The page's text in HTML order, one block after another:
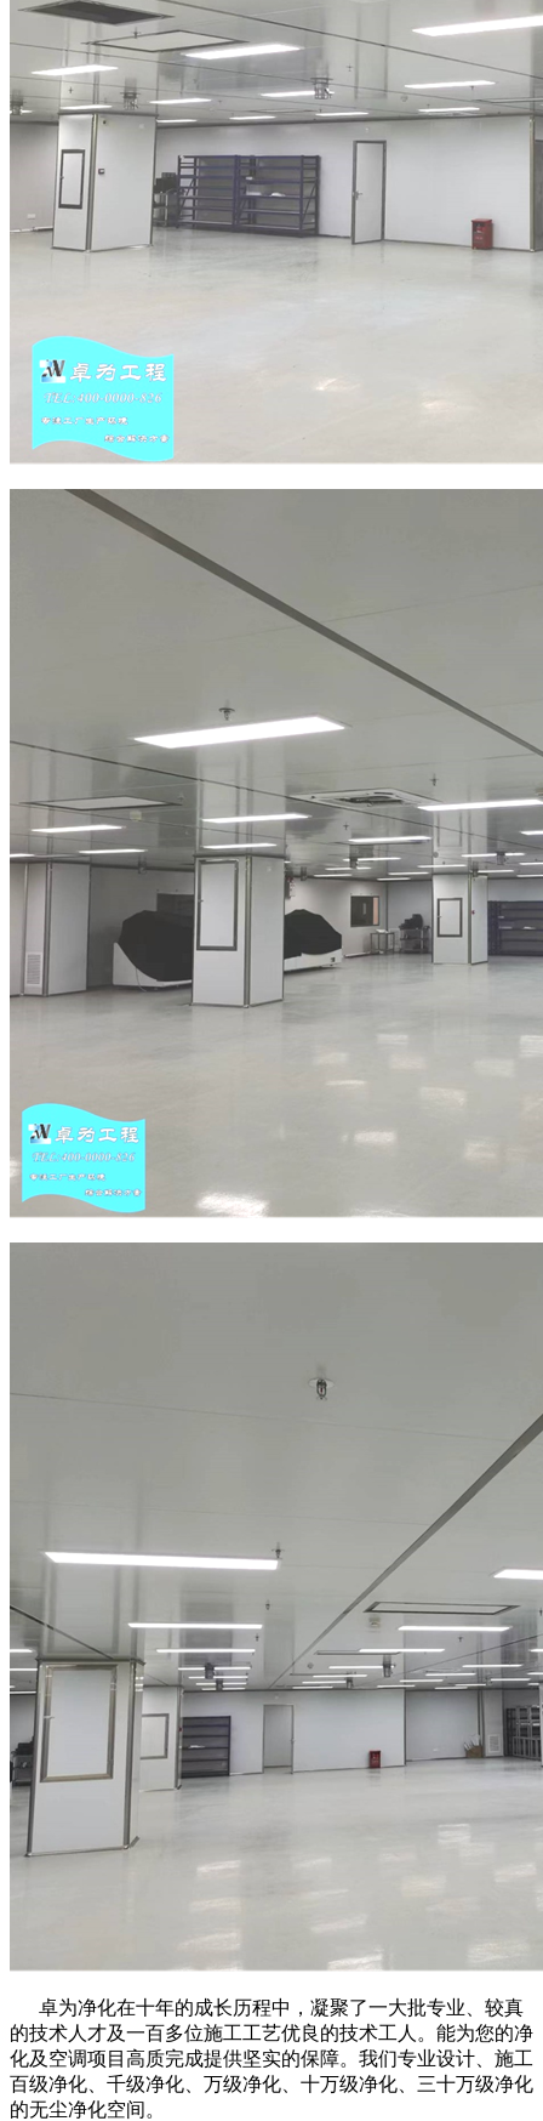
卓为净化在十年的成长历程中，凝聚了一大批专业、较真
的技术人才及一百多位施工工艺优良的技术工人。能为您的净
化及空调项目高质完成提供坚实的保障。我们专业设计、施工
百级净化、千级净化、万级净化、十万级净化、三十万级净化
的无尘净化空间。